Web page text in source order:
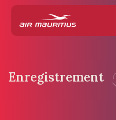
Enregistrement